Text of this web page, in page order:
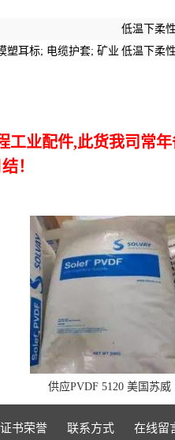
低温下柔
塑耳标; 电缆护套; 矿业 低温下柔
工业配件,此货我司常年
！
供应PVDF 5120 美国苏威
证书荣誉 联系方式 在线留